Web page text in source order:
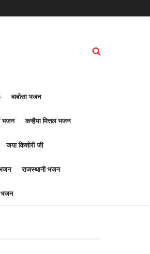
बाबोसा भजन
भजन कन्हैया मित्तल भजन
जया किशोरी जी
राजस्थानी भजन
भजन